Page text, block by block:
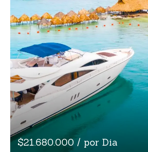
$21.680.000 / por Dia